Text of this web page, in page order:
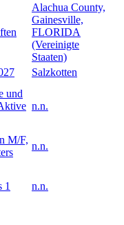
Alachua County,
Gainesville,
FLORIDA
(Vereinigte
Staaten)
Salzkotten
und
n.n.
M/F,
n.n.
1 n.n.